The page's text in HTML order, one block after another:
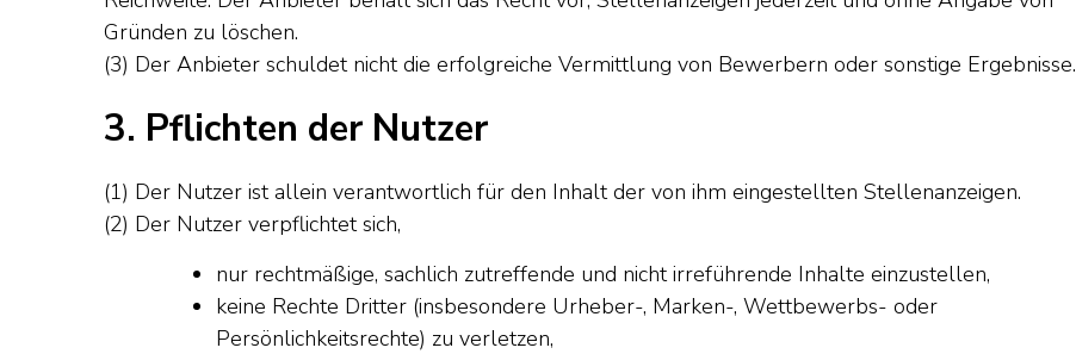
Gründen zu löschen.
(3) Der Anbieter schuldet nicht die erfolgreiche Vermittlung von Bewerbern oder sonstige Ergebnisse.
3. Pflichten der Nutzer
(1) Der Nutzer ist allein verantwortlich für den Inhalt der von ihm eingestellten Stellenanzeigen.
(2) Der Nutzer verpflichtet sich,
nur rechtmäßige, sachlich zutreffende und nicht irreführende Inhalte einzustellen,
keine Rechte Dritter (insbesondere Urheber-, Marken-, Wettbewerbs- oder
Persönlichkeitsrechte) zu verletzen,